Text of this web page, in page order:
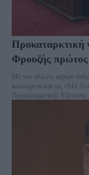
Φρουζής
Με τον άλλοτε ισχυρό
καλούμενο και ως «Mr
Προκαταρκτικής Εξέτασης